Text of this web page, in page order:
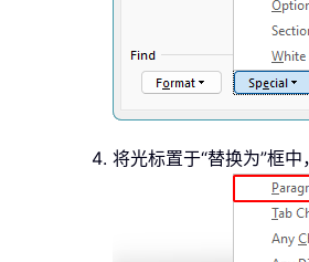
将光标置于“替换为”框中